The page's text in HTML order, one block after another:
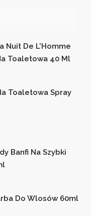
Nuit De L'Homme
Toaletowa 40 Ml
Toaletowa Spray
Banfi Na Szybki
Do Wlosów 60ml